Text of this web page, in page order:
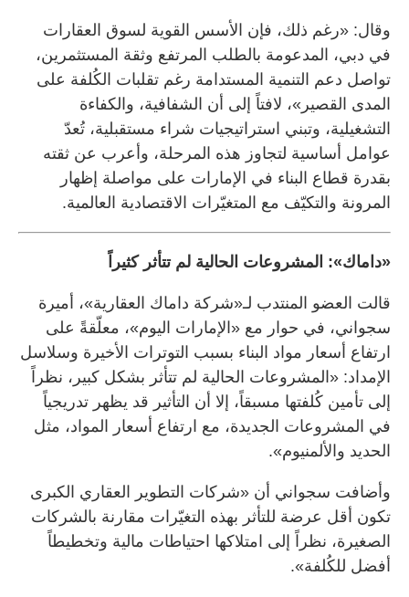
وقال: «رغم ذلك، فإن الأسس القوية لسوق العقارات
في دبي، المدعومة بالطلب المرتفع وثقة المستثمرين،
تواصل دعم التنمية المستدامة رغم تقلبات الكُلفة على
المدى القصير»، لافتاً إلى أن الشفافية، والكفاءة
التشغيلية، وتبني استراتيجيات شراء مستقبلية، تُعدّ
عوامل أساسية لتجاوز هذه المرحلة، وأعرب عن ثقته
بقدرة قطاع البناء في الإمارات على مواصلة إظهار
المرونة والتكيّف مع المتغيّرات الاقتصادية العالمية.
«داماك»: المشروعات الحالية لم تتأثر كثيراً
قالت العضو المنتدب لـ«شركة داماك العقارية»، أميرة
سجواني، في حوار مع «الإمارات اليوم»، معلّقةً على
ارتفاع أسعار مواد البناء بسبب التوترات الأخيرة وسلاسل
الإمداد: «المشروعات الحالية لم تتأثر بشكل كبير، نظراً
إلى تأمين كُلفتها مسبقاً، إلا أن التأثير قد يظهر تدريجياً
في المشروعات الجديدة، مع ارتفاع أسعار المواد، مثل
الحديد والألمنيوم».
وأضافت سجواني أن «شركات التطوير العقاري الكبرى
تكون أقل عرضة للتأثر بهذه التغيّرات مقارنة بالشركات
الصغيرة، نظراً إلى امتلاكها احتياطات مالية وتخطيطاً
أفضل للكُلفة».